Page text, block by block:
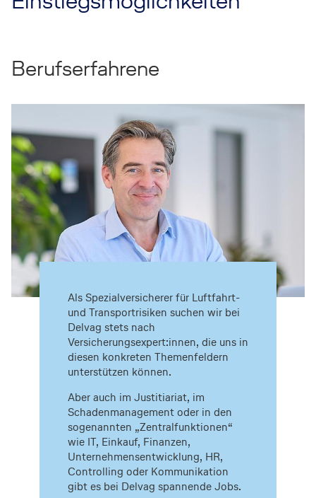
Berufserfahrene
Als Spezialversicherer für Luftfahrt-
und Transportrisiken suchen wir bei
Delvag stets nach
Versicherungsexpert:innen, die uns in
diesen konkreten Themenfeldern
unterstützen können.
Aber auch im Justitiariat, im
Schadenmanagement oder in den
sogenannten „Zentralfunktionen“
wie IT, Einkauf, Finanzen,
Unternehmensentwicklung, HR,
Controlling oder Kommunikation
gibt es bei Delvag spannende Jobs.